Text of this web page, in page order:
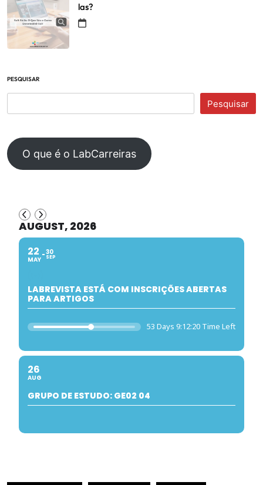
las?
PESQUISAR
Pesquisar
O que é o LabCarreiras
AUGUST, 2026
22
MAY
30
SEP
LABREVISTA ESTÁ COM INSCRIÇÕES ABERTAS
PARA ARTIGOS
53 Days 9:12:20 Time Left
26
AUG
GRUPO DE ESTUDO: GE02 04